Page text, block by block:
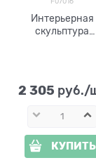
Интерьерная
скульптура
2 305 руб./
КУПИТЬ